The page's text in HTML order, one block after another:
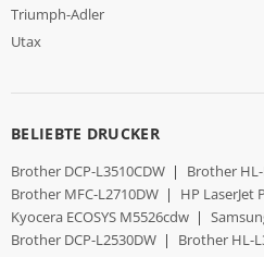
Triumph-Adler
Utax
BELIEBTE DRUCKER
Brother DCP-L3510CDW | Brother
Brother MFC-L2710DW | HP LaserJet
Kyocera ECOSYS M5526cdw |
Brother DCP-L2530DW | Brother HL-